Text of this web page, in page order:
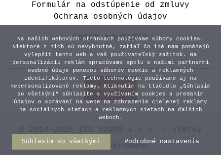
Formulár na odstúpenie od zmluvy
Ochrana osobných údajov
ODBER NOVINIEK
práva vyhradené
Na našich webových stránkach používame súbory cookies.
Niektoré z nich sú nevyhnutné, zatiaľ čo iné nám pomáhajú
vylepšiť tento web a váš používateľský zážitok. Na
personalizáciu reklám spracúvame spolu s našimi partnermi
osobné údaje pomocou súborov cookie a reklamných
identifikátorov. Tieto technológie používame aj na
nepersonalizované reklamy. Kliknutím na tlačidlo „Súhlasím
so všetkými“ súhlasíte s využívaním cookies a predaním
údajov o správaní na webe na zobrazenie cielenej reklamy
na sociálnych sieťach a reklamných sieťach na ďalších
weboch.
Súhlasím so všetkými Podrobné nastavenia